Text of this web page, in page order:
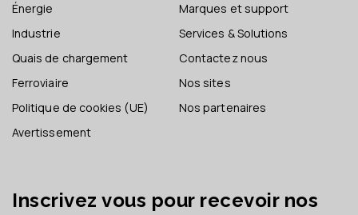
Énergie
Industrie
Quais de chargement
Ferroviaire
Politique de cookies (UE)
Avertissement
Marques et support
Services & Solutions
Contactez nous
Nos sites
Nos partenaires
Inscrivez vous pour recevoir nos